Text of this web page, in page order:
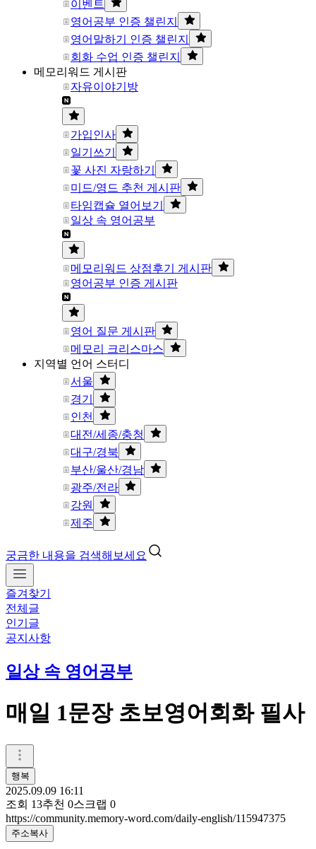
이벤트
영어공부 인증 챌린지
영어말하기 인증 챌린지
회화 수업 인증 챌린지
메모리워드 게시판
자유이야기방
가입인사
일기쓰기
꽃 사진 자랑하기
미드/영드 추천 게시판
타임캡슐 열어보기
일상 속 영어공부
메모리워드 상점후기 게시판
영어공부 인증 게시판
영어 질문 게시판
메모리 크리스마스
지역별 언어 스터디
서울
경기
인천
대전/세종/충청
대구/경북
부산/울산/경남
광주/전라
강원
제주
궁금한 내용을 검색해보세요
즐겨찾기
전체글
인기글
공지사항
일상 속 영어공부
매일 1문장 초보영어회화 필사
행복
2025.09.09 16:11
조회 13추천 0스크랩 0
https://community.memory-word.com/daily-english/115947375
주소복사